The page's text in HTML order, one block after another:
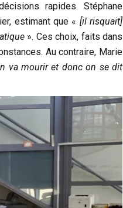
rapides. Stéphane
estimant que « [il risquait]
». Ces choix, faits dans
Au contraire, Marie
va mourir et donc on se dit